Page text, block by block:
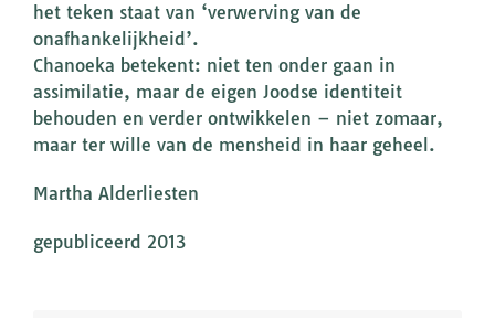
het teken staat van ‘verwerving van de
onafhankelijkheid’.
Chanoeka betekent: niet ten onder gaan in
assimilatie, maar de eigen Joodse identiteit
behouden en verder ontwikkelen – niet zomaar,
maar ter wille van de mensheid in haar geheel.
Martha Alderliesten
gepubliceerd 2013